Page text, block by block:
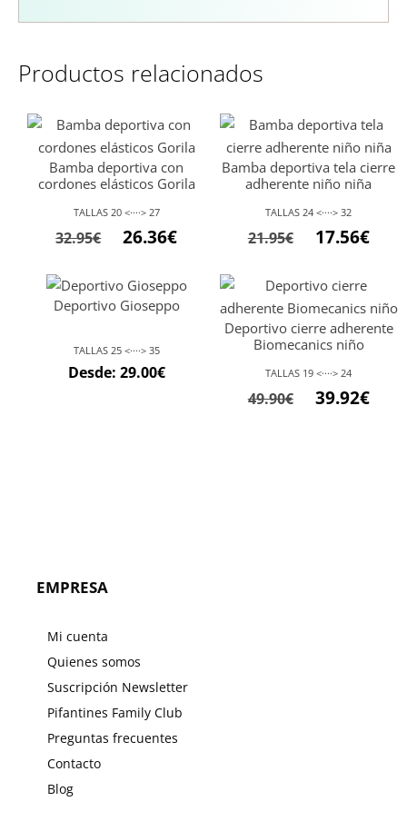
Productos relacionados
Bamba deportiva con
cordones elásticos Gorila
TALLAS 20 <····> 27
32.95€
El
original
era:
26.36€El
actual
es:
26.36€.
Bamba deportiva tela cierre
adherente niño niña
TALLAS 24 <····> 32
21.95€
El
original
era:
21.95€.
17.56€El
es:
Deportivo Gioseppo
TALLAS 25 <····> 35
Desde: 29.00€
Deportivo cierre adherente
Biomecanics niño
TALLAS 19 <····> 24
49.90€
El39.92€El
EMPRESA
Mi cuenta
Quienes somos
Suscripción Newsletter
Pifantines Family Club
Preguntas frecuentes
Contacto
Blog